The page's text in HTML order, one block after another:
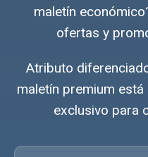
maletín
ofertas y
Atributo
maletín premium
exclusivo para